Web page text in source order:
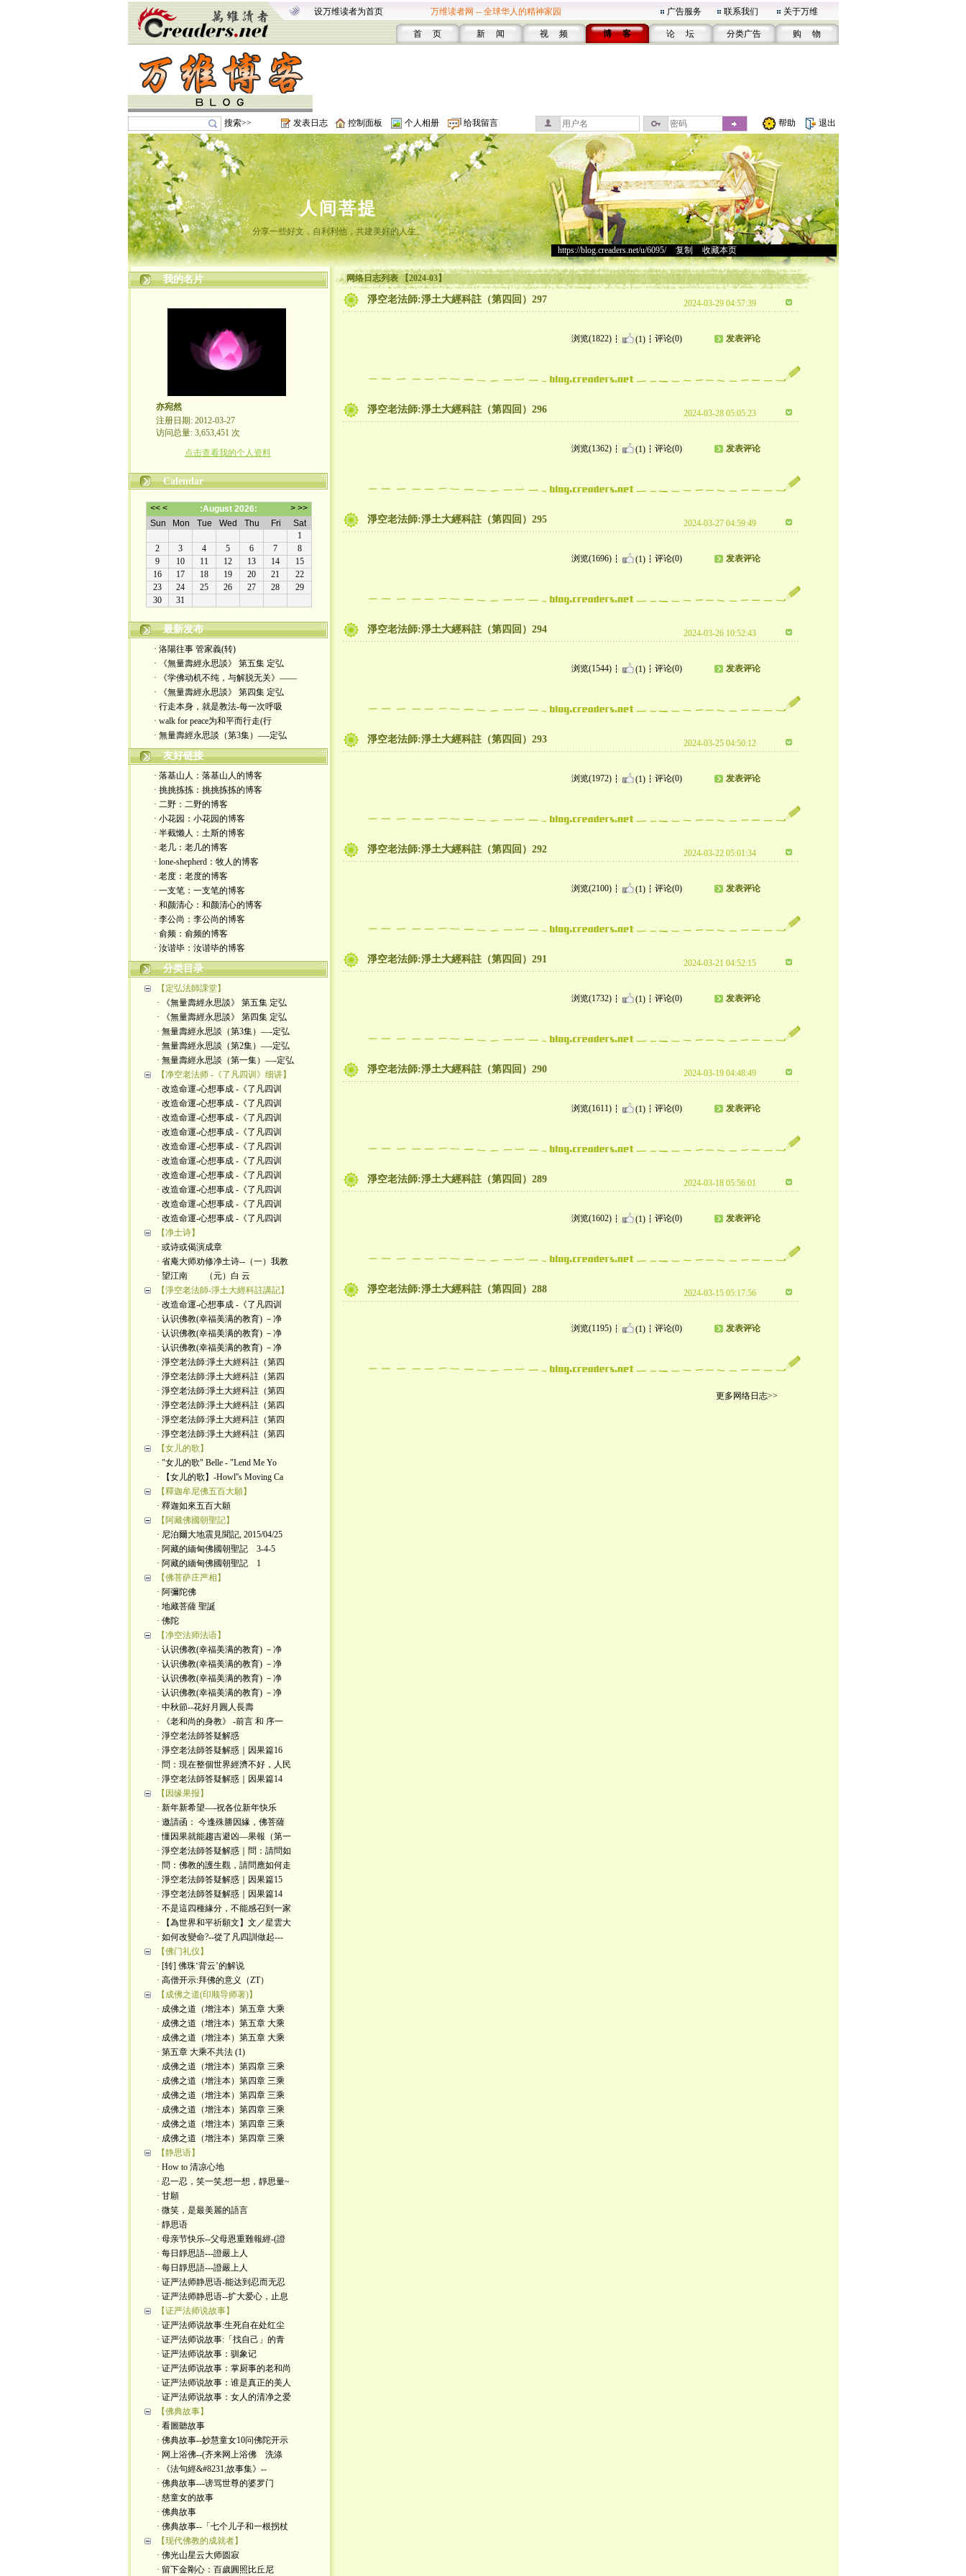
设万维读者为首页 万维读者网 -- 全球华人的精神家园 广告服务 联系我们 关于万维
首 页 新 闻 视 频 博 客 论 坛 分类广告 购 物
搜索>> 发表日志 控制面板 个人相册 给我留言 帮助 退出
人间菩提
分享一些好文，自利利他，共建美好的人生。
https://blog.creaders.net/u/6095/> 复制 收藏本页
我的名片
亦宛然
注册日期: 2012-03-27
访问总量: 3,653,451 次
点击查看我的个人资料
Calendar
最新发布
· 洛陽往事 管家義(转)
· 《無量壽經永思談》 第五集 定弘
· 《学佛动机不纯，与解脱无关》——
· 《無量壽經永思談》 第四集 定弘
· 行走本身，就是教法-每一次呼吸
· walk for peace为和平而行走(行
· 無量壽經永思談（第3集）—-定弘
友好链接
· 落基山人：落基山人的博客
· 挑挑拣拣：挑挑拣拣的博客
· 二野：二野的博客
· 小花园：小花园的博客
· 半截懒人：土斯的博客
· 老几：老几的博客
· lone-shepherd：牧人的博客
· 老度：老度的博客
· 一支笔：一支笔的博客
· 和颜清心：和颜清心的博客
· 李公尚：李公尚的博客
· 俞频：俞频的博客
· 汝谐毕：汝谐毕的博客
分类目录
【定弘法師課堂】
· 《無量壽經永思談》 第五集 定弘
· 《無量壽經永思談》 第四集 定弘
· 無量壽經永思談（第3集）—-定弘
· 無量壽經永思談（第2集）—-定弘
· 無量壽經永思談（第一集）—-定弘
【净空老法师 -《了凡四训》细讲】
· 改造命運-心想事成 -《了凡四训
· 改造命運-心想事成 -《了凡四训
· 改造命運-心想事成 -《了凡四训
· 改造命運-心想事成 -《了凡四训
· 改造命運-心想事成 -《了凡四训
· 改造命運-心想事成 -《了凡四训
· 改造命運-心想事成 -《了凡四训
· 改造命運-心想事成 -《了凡四训
· 改造命運-心想事成 -《了凡四训
· 改造命運-心想事成 -《了凡四训
【净土诗】
· 或诗或偈演成章
· 省庵大师劝修净土诗--（一）我教
· 望江南 （元）白 云
【淨空老法師-淨土大經科註講記】
· 改造命運-心想事成 -《了凡四训
· 认识佛教(幸福美满的教育) －净
· 认识佛教(幸福美满的教育) －净
· 认识佛教(幸福美满的教育) －净
· 淨空老法師:淨土大經科註（第四
· 淨空老法師:淨土大經科註（第四
· 淨空老法師:淨土大經科註（第四
· 淨空老法師:淨土大經科註（第四
· 淨空老法師:淨土大經科註（第四
· 淨空老法師:淨土大經科註（第四
【女儿的歌】
· "女儿的歌" Belle - "Lend Me Yo
· 【女儿的歌】-Howl''s Moving Ca
【釋迦牟尼佛五百大願】
· 釋迦如來五百大願
【阿藏佛國朝聖記】
· 尼泊爾大地震見聞記, 2015/04/25
· 阿藏的緬甸佛國朝聖記 3-4-5
· 阿藏的緬甸佛國朝聖記 1
【佛菩萨庄严相】
· 阿彌陀佛
· 地藏菩薩 聖誕
· 佛陀
【净空法师法语】
· 认识佛教(幸福美满的教育) －净
· 认识佛教(幸福美满的教育) －净
· 认识佛教(幸福美满的教育) －净
· 认识佛教(幸福美满的教育) －净
· 中秋節--花好月圓人長壽
· 《老和尚的身教》 -前言 和 序一
· 淨空老法師答疑解惑
· 淨空老法師答疑解惑｜因果篇16
· 問：現在整個世界經濟不好，人民
· 淨空老法師答疑解惑｜因果篇14
【因缘果报】
· 新年新希望—-祝各位新年快乐
· 邀請函： 今逢殊勝因緣，佛菩薩
· 懂因果就能趨吉避凶—果報（第一
· 淨空老法師答疑解惑｜問：請問如
· 問：佛教的護生觀，請問應如何走
· 淨空老法師答疑解惑｜因果篇15
· 淨空老法師答疑解惑｜因果篇14
· 不是這四種緣分，不能感召到一家
· 【為世界和平祈願文】文／星雲大
· 如何改變命?--從了凡四訓做起---
【佛门礼仪】
· [转] 佛珠‘背云’的解说
· 高僧开示:拜佛的意义（ZT）
【成佛之道(印顺导师著)】
· 成佛之道（增注本）第五章 大乘
· 成佛之道（增注本）第五章 大乘
· 成佛之道（增注本）第五章 大乘
· 第五章 大乘不共法 (1)
· 成佛之道（增注本）第四章 三乘
· 成佛之道（增注本）第四章 三乘
· 成佛之道（增注本）第四章 三乘
· 成佛之道（增注本）第四章 三乘
· 成佛之道（增注本）第四章 三乘
· 成佛之道（增注本）第四章 三乘
【静思语】
· How to 清凉心地
· 忍一忍，笑一笑,想一想，靜思量~
· 甘願
· 微笑，是最美麗的語言
· 靜思语
· 母亲节快乐--父母恩重難報經-(證
· 每日靜思語---證嚴上人
· 每日靜思語---證嚴上人
· 证严法师静思语-能达到忍而无忍
· 证严法师静思语--扩大爱心，止息
【证严法师说故事】
· 证严法师说故事:生死自在处红尘
· 证严法师说故事:「找自己」的青
· 证严法师说故事：驯象记
· 证严法师说故事：掌厨事的老和尚
· 证严法师说故事：谁是真正的美人
· 证严法师说故事：女人的清净之爱
【佛典故事】
· 看圖聽故事
· 佛典故事--妙慧童女10问佛陀开示
· 网上浴佛--(齐来网上浴佛 洗涤
· 《法句經&#8231;故事集》--
· 佛典故事---谤骂世尊的婆罗门
· 慈童女的故事
· 佛典故事
· 佛典故事--「七个儿子和一根拐杖
【现代佛教的成就者】
· 佛光山星云大师圆寂
· 留下金剛心：百歲圓照比丘尼
网络日志列表 【2024-03】
淨空老法師:淨土大經科註（第四回）297 2024-03-29 04:57:39
浏览(1822) (1) 评论(0) 发表评论
淨空老法師:淨土大經科註（第四回）296 2024-03-28 05:05:23
浏览(1362) (1) 评论(0) 发表评论
淨空老法師:淨土大經科註（第四回）295 2024-03-27 04:59:49
浏览(1696) (1) 评论(0) 发表评论
淨空老法師:淨土大經科註（第四回）294 2024-03-26 10:52:43
浏览(1544) (1) 评论(0) 发表评论
淨空老法師:淨土大經科註（第四回）293 2024-03-25 04:50:12
浏览(1972) (1) 评论(0) 发表评论
淨空老法師:淨土大經科註（第四回）292 2024-03-22 05:01:34
浏览(2100) (1) 评论(0) 发表评论
淨空老法師:淨土大經科註（第四回）291 2024-03-21 04:52:15
浏览(1732) (1) 评论(0) 发表评论
淨空老法師:淨土大經科註（第四回）290 2024-03-19 04:48:49
浏览(1611) (1) 评论(0) 发表评论
淨空老法師:淨土大經科註（第四回）289 2024-03-18 05:56:01
浏览(1602) (1) 评论(0) 发表评论
淨空老法師:淨土大經科註（第四回）288 2024-03-15 05:17:56
浏览(1195) (1) 评论(0) 发表评论
更多网络日志>>